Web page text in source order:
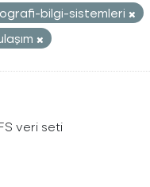
bilgi-sistemleri
veri seti